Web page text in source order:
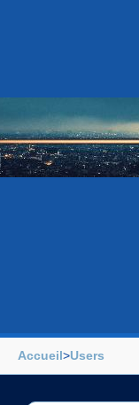
Accueil>Users